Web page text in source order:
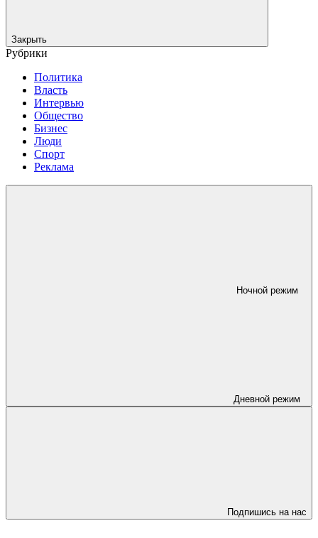
Закрыть
Рубрики
Политика
Власть
Интервью
Общество
Бизнес
Люди
Спорт
Реклама
Ночной режим
Дневной режим
Подпишись на нас